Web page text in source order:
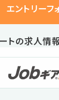
エントリーフ
トの求人情